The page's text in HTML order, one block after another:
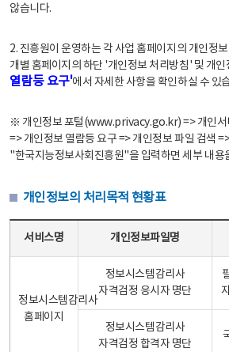
않습니다.
2. 진흥원이 운영하는 각 사업 홈페이지의 개인정
개별 홈페이지의 하단 '개인정보 처리방침' 및 개인
열람등 요구'에서 자세한 사항을 확인하실 수 있
※ 개인정보 포털(www.privacy.go.kr) => 개인서
=> 개인정보 열람등 요구 => 개인정보 파일 검색
"한국지능정보사회진흥원"을 입력하면 세부 내용
개인정보의 처리목적 현황표
서비스명 개인정보파일명
정보시스템감리사
홈페이지
정보시스템감리사
자격검정 응시자 명단
정보시스템감리사
자격검정 합격자 명단